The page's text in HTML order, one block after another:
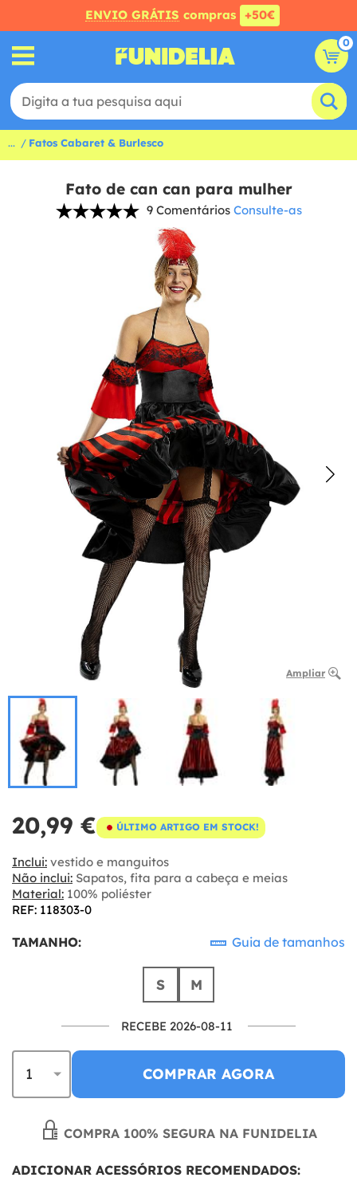
ENVIO GRÁTIS compras +50€
0
... Fatos Cabaret & Burlesco
Fato de can can para mulher
9 Comentários Consulte-as
Ampliar
20,99 € ÚLTIMO ARTIGO EM STOCK!
Inclui: vestido e manguitos
Não inclui: Sapatos, fita para a cabeça e meias
Material: 100% poliéster
REF: 118303-0
TAMANHO: Guia de tamanhos
S M
RECEBE 2026-08-11
COMPRAR AGORA
COMPRA 100% SEGURA NA FUNIDELIA
ADICIONAR ACESSÓRIOS RECOMENDADOS: